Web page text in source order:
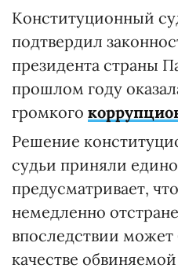
Конституционный
подтвердил
президента страны
прошлом году
громкого
Решение
судьи приняли
предусматривает,
немедленно
впоследствии может
качестве